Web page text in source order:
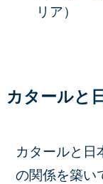
リア）
カタールと
カタールと日
の関係を築い